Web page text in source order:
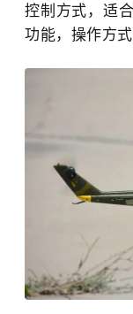
控制方式，适
功能，操作方